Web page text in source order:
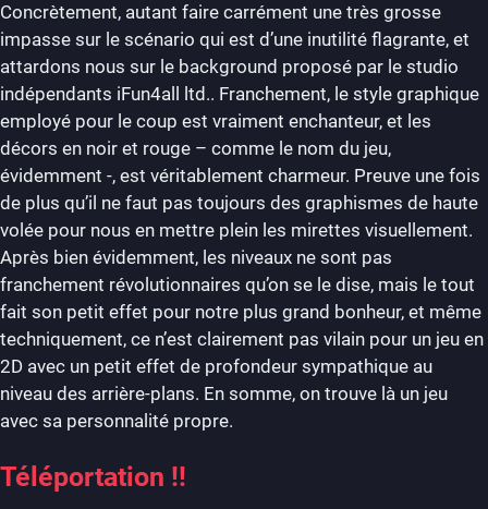
Concrètement, autant faire carrément une très grosse
impasse sur le scénario qui est d’une inutilité flagrante, et
attardons nous sur le background proposé par le studio
indépendants iFun4all ltd.. Franchement, le style graphique
employé pour le coup est vraiment enchanteur, et les
décors en noir et rouge – comme le nom du jeu,
évidemment -, est véritablement charmeur. Preuve une fois
de plus qu’il ne faut pas toujours des graphismes de haute
volée pour nous en mettre plein les mirettes visuellement.
Après bien évidemment, les niveaux ne sont pas
franchement révolutionnaires qu’on se le dise, mais le tout
fait son petit effet pour notre plus grand bonheur, et même
techniquement, ce n’est clairement pas vilain pour un jeu en
2D avec un petit effet de profondeur sympathique au
niveau des arrière-plans. En somme, on trouve là un jeu
avec sa personnalité propre.
Téléportation !!